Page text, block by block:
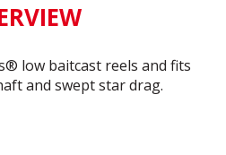
low baitcast reels and fits
and swept star drag.